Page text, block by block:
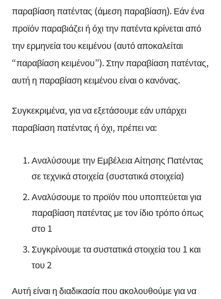
παραβίαση πατέντας (άμεση παραβίαση). Εάν ένα
προϊόν παραβιάζει ή όχι την πατέντα κρίνεται από
την ερμηνεία του κειμένου (αυτό αποκαλείται
“παραβίαση κειμένου”). Στην παραβίαση πατέντας,
αυτή η παραβίαση κειμένου είναι ο κανόνας.
Συγκεκριμένα, για να εξετάσουμε εάν υπάρχει
παραβίαση πατέντας ή όχι, πρέπει να:
Αναλύσουμε την Εμβέλεια Αίτησης Πατέντας
σε τεχνικά στοιχεία (συστατικά στοιχεία)
Αναλύσουμε το προϊόν που υποπτεύεται για
παραβίαση πατέντας με τον ίδιο τρόπο όπως
στο 1
Συγκρίνουμε τα συστατικά στοιχεία του 1 και
του 2
Αυτή είναι η διαδικασία που ακολουθούμε για να